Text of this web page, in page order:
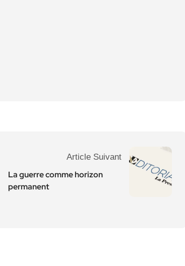
Article Suivant
La guerre comme horizon
permanent